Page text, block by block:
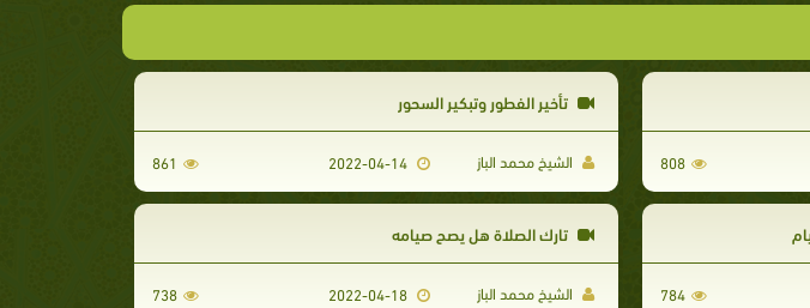
808
تأخير الفطور وتبكير السحور
الشيخ محمد الباز 2022-04-14
861
784
تارك الصلاة هل يصح صيامه
الشيخ محمد الباز 2022-04-18
738